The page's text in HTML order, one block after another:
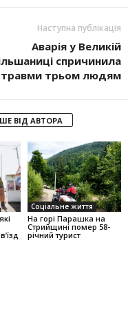
Наступна публікація
Аварія у Великій
спричинила
травми трьом людям
ВІД АВТОРА
Соціальне життя
На горі Парашка на
Стрийщині помер 58-
річний турист